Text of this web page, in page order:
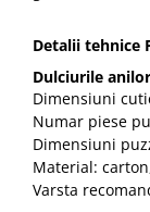
Detalii tehnice
Dulciurile
Dimensiuni
Numar piese
Dimensiuni
Material:
Varsta